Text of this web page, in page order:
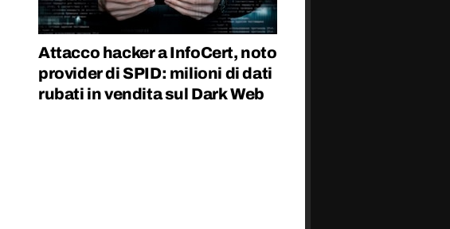
Attacco hacker a InfoCert, noto
provider di SPID: milioni di dati
rubati in vendita sul Dark Web